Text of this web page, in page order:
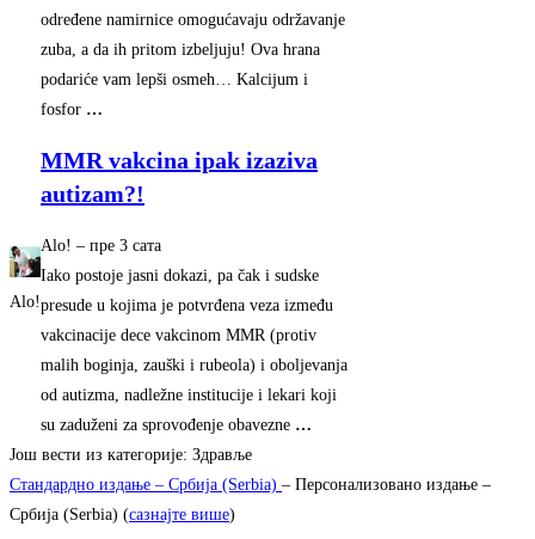
određene namirnice omogućavaju održavanje
zuba, a da ih pritom izbeljuju! Ova hrana
podariće vam lepši osmeh… Kalcijum i
fosfor …
Alo!
MMR vakcina ipak izaziva
autizam?!
Alo! – ‎пре 3 сата‎
Iako postoje jasni dokazi, pa čak i sudske
presude u kojima je potvrđena veza između
vakcinacije dece vakcinom MMR (protiv
malih boginja, zauški i rubeola) i oboljevanja
od autizma, nadležne institucije i lekari koji
su zaduženi za sprovođenje obavezne …
Још вести из категорије: Здравље
Стандардно издање – Србија (Serbia) – Персонализовано издање –
Србија (Serbia) (сазнајте више)